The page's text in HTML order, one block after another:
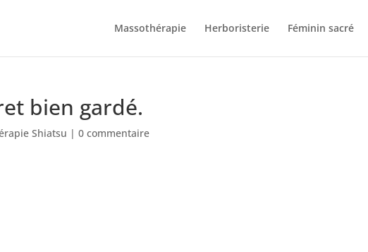
Massothérapie Herboristerie Féminin sacré
bien gardé.
Shiatsu |0 commentaire